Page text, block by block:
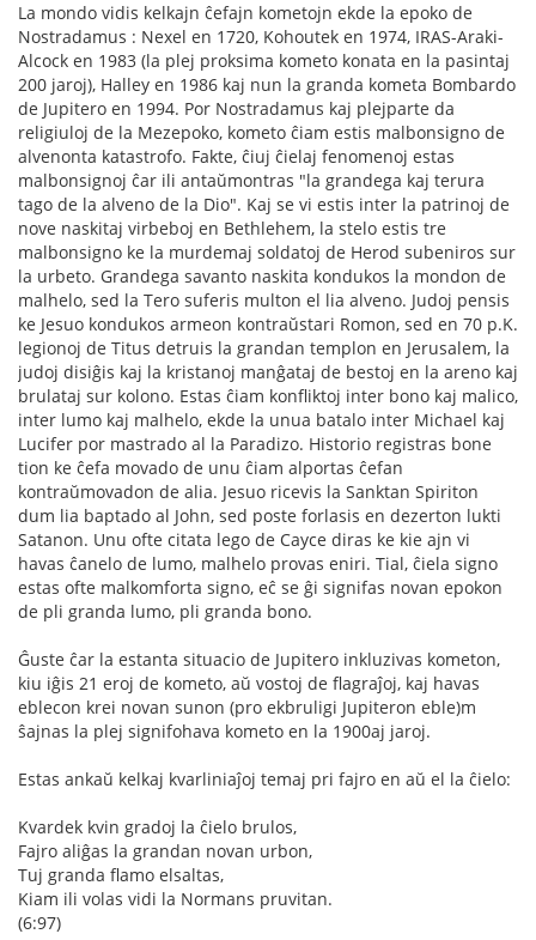
La mondo vidis kelkajn ĉefajn kometojn ekde la epoko de
Nostradamus : Nexel en 1720, Kohoutek en 1974, IRAS-Araki-
Alcock en 1983 (la plej proksima kometo konata en la pasintaj
200 jaroj), Halley en 1986 kaj nun la granda kometa Bombardo
de Jupitero en 1994. Por Nostradamus kaj plejparte da
religiuloj de la Mezepoko, kometo ĉiam estis malbonsigno de
alvenonta katastrofo. Fakte, ĉiuj ĉielaj fenomenoj estas
malbonsignoj ĉar ili antaŭmontras "la grandega kaj terura
tago de la alveno de la Dio". Kaj se vi estis inter la patrinoj de
nove naskitaj virbeboj en Bethlehem, la stelo estis tre
malbonsigno ke la murdemaj soldatoj de Herod subeniros sur
la urbeto. Grandega savanto naskita kondukos la mondon de
malhelo, sed la Tero suferis multon el lia alveno. Judoj pensis
ke Jesuo kondukos armeon kontraŭstari Romon, sed en 70 p.K.
legionoj de Titus detruis la grandan templon en Jerusalem, la
judoj disiĝis kaj la kristanoj manĝataj de bestoj en la areno kaj
brulataj sur kolono. Estas ĉiam konfliktoj inter bono kaj malico,
inter lumo kaj malhelo, ekde la unua batalo inter Michael kaj
Lucifer por mastrado al la Paradizo. Historio registras bone
tion ke ĉefa movado de unu ĉiam alportas ĉefan
kontraŭmovadon de alia. Jesuo ricevis la Sanktan Spiriton
dum lia baptado al John, sed poste forlasis en dezerton lukti
Satanon. Unu ofte citata lego de Cayce diras ke kie ajn vi
havas ĉanelo de lumo, malhelo provas eniri. Tial, ĉiela signo
estas ofte malkomforta signo, eĉ se ĝi signifas novan epokon
de pli granda lumo, pli granda bono.
Ĝuste ĉar la estanta situacio de Jupitero inkluzivas kometon,
kiu iĝis 21 eroj de kometo, aŭ vostoj de flagraĵoj, kaj havas
eblecon krei novan sunon (pro ekbruligi Jupiteron eble)m
ŝajnas la plej signifohava kometo en la 1900aj jaroj.
Estas ankaŭ kelkaj kvarliniaĵoj temaj pri fajro en aŭ el la ĉielo:
Kvardek kvin gradoj la ĉielo brulos,
Fajro aliĝas la grandan novan urbon,
Tuj granda flamo elsaltas,
Kiam ili volas vidi la Normans pruvitan.
(6:97)